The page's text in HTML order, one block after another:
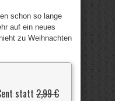
schon so lange
auf ein neues
zu Weihnachten
statt 2,99 €